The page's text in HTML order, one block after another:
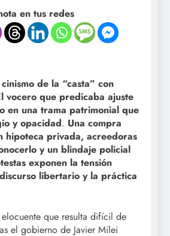
en tus redes
de la “casta” con
vocero que predicaba ajuste
en una trama patrimonial que
y opacidad. Una compra
hipoteca privada, acreedoras
y un blindaje policial
exponen la tensión
libertario y la práctica
elocuente que resulta difícil de
el gobierno de Javier Milei